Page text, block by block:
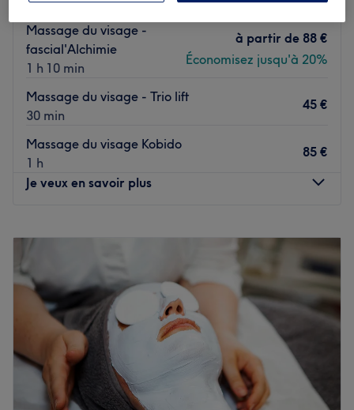
Massage du visage -
fascial'Alchimie
1 h 10 min
à partir de 88 €
Économisez jusqu'à 20%
Massage du visage - Trio lift
30 min
45 €
Massage du visage Kobido
1 h
85 €
Je veux en savoir plus
09:30
Jeudi
09:30
Vendredi
09:30–19:00
Samedi
09:30–
Dimanche
Fermé
Bienvenue chez Chasana à Montpellier ! Accordez-vous
une parenthèse de bien-être dans un espace dédié à la